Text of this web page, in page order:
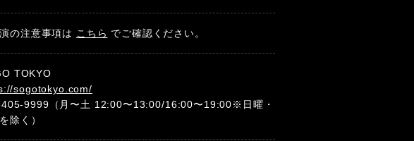
の注意事項は こちら でご確認ください。
TOKYO
sogotokyo.com/
9999（月〜土 12:00〜13:00/16:00〜19:00※日曜・
除く）